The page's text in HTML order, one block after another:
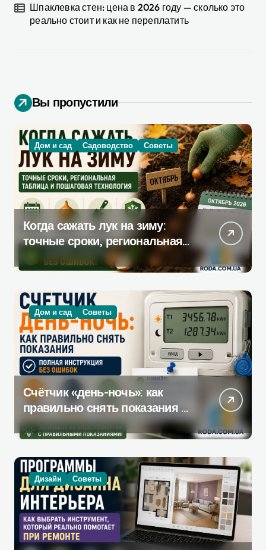
Шпаклевка стен: цена в 2026 году — сколько это
реально стоит и как не переплатить
Вы пропустили
Дом и сад Садоводство Советы
Когда сажать лук на зиму:
точные сроки, региональная
таблица и пошаговая
инструкция
Дом и сад Советы
Счётчик «день-ночь»: как
правильно снять показания —
полная инструкция без
ошибок
Дизайн Советы